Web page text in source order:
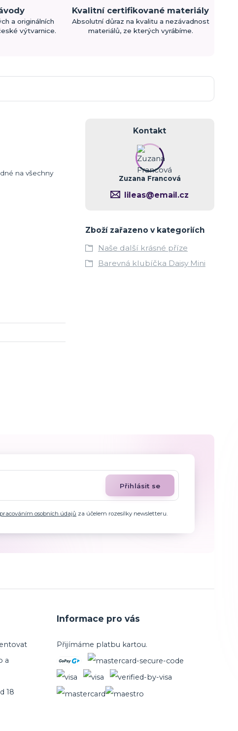
a originálních
výtvarnice.
Kvalitní certifikované materiály
Absolutní důraz na kvalitu a nezávadnost
materiálů, ze kterých vyrábíme.
na všechny
Kontakt
Zuzana Francová
lileas@email.cz
Zboží zařazeno v kategoriích
Naše další krásné příze
Barevná klubíčka Daisy Mini
Přihlásit se
osobních údajů za účelem rozesílky newsletteru.
a
18
Informace pro vás
Přijímáme platbu kartou.